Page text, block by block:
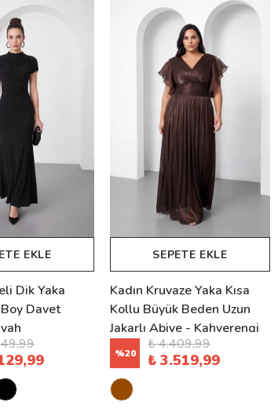
EKLE
Dik Yaka
Davet
SEPETE EKLE
Kadın Kruvaze Yaka Kısa
Kollu Büyük Beden Uzun
Jakarlı Abiye - Kahverengi
%20
₺ 4.409,99
₺ 3.519,99